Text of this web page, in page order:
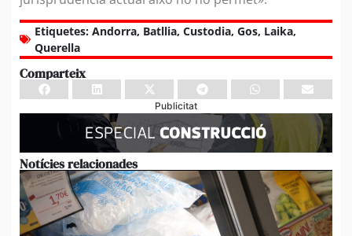
Etiquetes: Andorra, Batllia, Custodia, Gos, Laika,
Querella
Comparteix
Publicitat
Notícies relacionades